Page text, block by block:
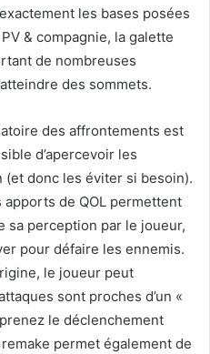
les bases posées
& compagnie, la galette
de nombreuses
des sommets.
des affrontements est
d’apercevoir les
(et donc les éviter si besoin).
de QOL permettent
sa perception par le joueur,
pour défaire les ennemis.
le joueur peut
sont proches d’un «
le déclenchement
permet également de